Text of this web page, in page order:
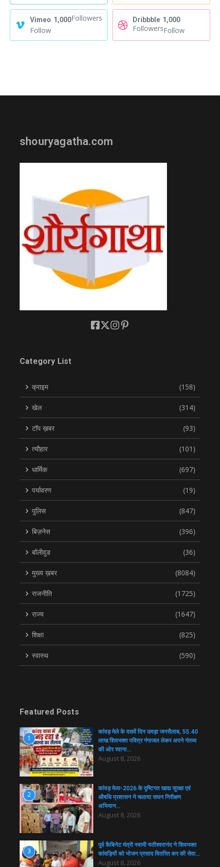
Vimeo 1,000Followers
Follow
Dribbble 1,000
FollowersFollow
shouryagatha.com
Category List
क्राइम (158)
खेल (314)
टॉप ख़बर (93)
त्यौहार (101)
धार्मिक (697)
पर्यावरण (19)
पुलिस (847)
बिज़नेस (396)
बॉलीवुड (36)
मुख्य ख़बर (8084)
राजनीति (1725)
राज्य (1647)
शिक्षा (825)
स्वास्थ (590)
Featured Posts
1
कांवड़ मेले के दसवें दिन उमड़ा जनसैलाब, 55.40
लाख शिवभक्त पवित्र गंगाजल लेकर अपने गंतव्य
की ओर रवाना…
August 8, 2026
2
कांवड़ मेला-2026 के दृष्टिगत खाद्य सुरक्षा एवं
औषधि प्रशासन ने चलाया सघन निरीक्षण
अभियान…
August 8, 2026
3
पूर्व कैबिनेट मंत्री स्वामी यतीश्वरानंद ने शिवभक्त
कांवड़ियों को भोजन प्रसाद वितरित कर की सेवा…
August 8, 2026